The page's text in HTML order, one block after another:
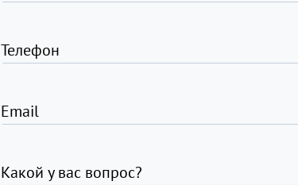
Телефон
Email
Какой у вас вопрос?